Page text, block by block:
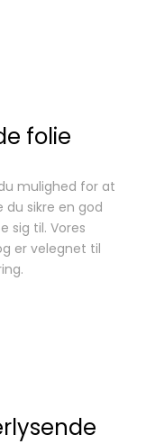
folie
mulighed for at
sikre en god
sig til. Vores
er velegnet til